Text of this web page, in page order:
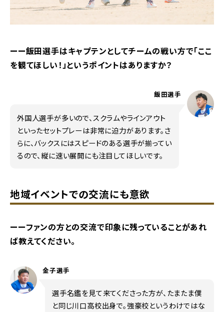
ーー飯田選手はキャプテンとしてチームの戦い方で「ここ
を観てほしい！」というポイントはありますか？
外国人選手が多いので、スクラムやラインアウト
といったセットプレーは非常に迫力があります。さ
らに、バックスにはスピードのある選手が揃ってい
るので、縦に速い展開にも注目してほしいです。
飯田選手
地域イベントでの交流にも意欲
ーーファンの方との交流で印象に残っていることがあれ
ば教えてください。
選手名鑑を見て来てくださった方が、たまたま僕
と同じ川口高校出身で。強豪校というわけではな
金子選手